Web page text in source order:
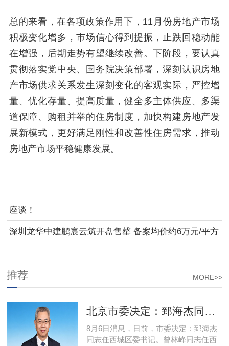
总的来看，在各项政策作用下，11月份房地产市场
积极变化增多，市场信心得到提振，止跌回稳动能
在增强，后期走势有望继续改善。下阶段，要认真
贯彻落实党中央、国务院决策部署，深刻认识房地
产市场供求关系发生深刻变化的客观实际，严控增
量、优化存量、提高质量，健全多主体供应、多渠
道保障、购租并举的住房制度，加快构建房地产发
展新模式，更好满足刚性和改善性住房需求，推动
房地产市场平稳健康发展。
座谈！
深圳龙华中建鹏宸云筑开盘售罄 备案均价约6万元/平方
MORE>>
推荐
北京市委决定：郅海杰同志任西城区委书记
8月6日消息，日前，市委决定：郅海杰
同志任西城区委书记。曾林峰同志任西